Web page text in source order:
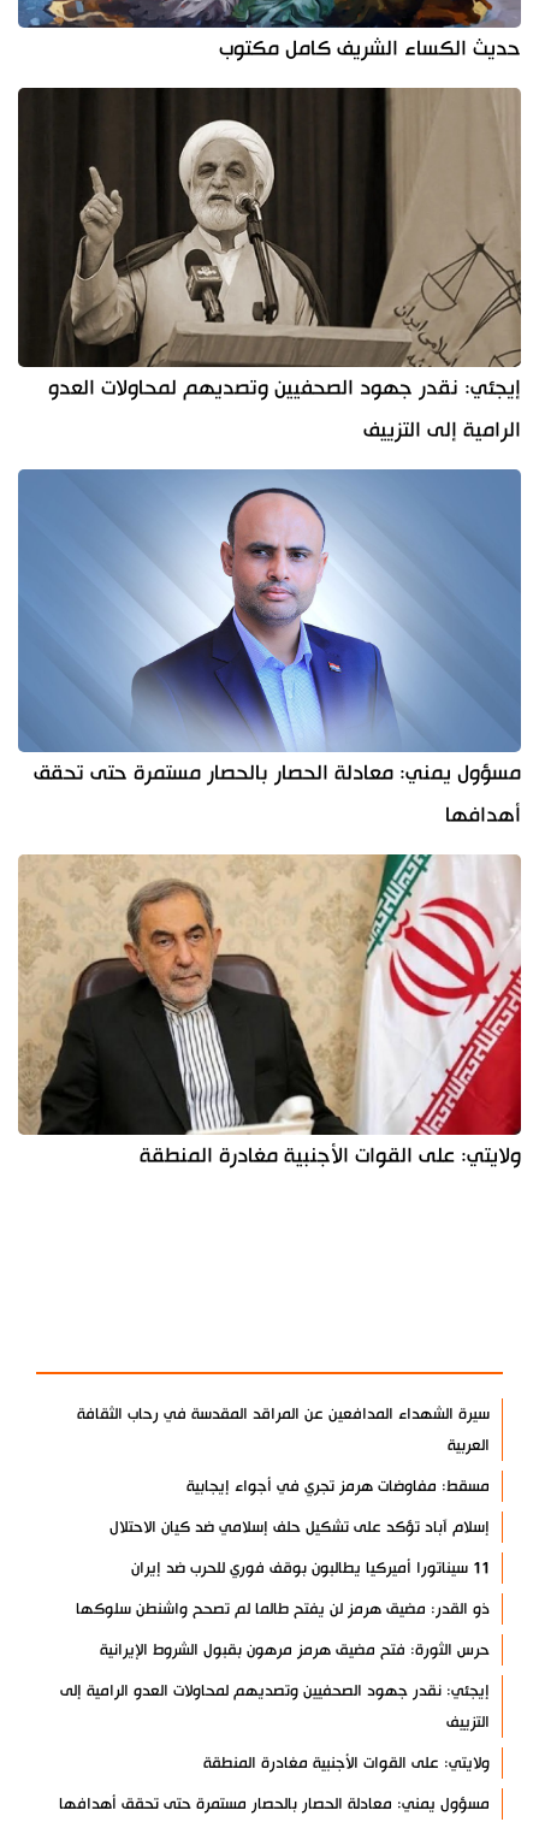
حديث الكساء الشريف كامل مكتوب
إيجئي: نقدر جهود الصحفيين وتصديهم لمحاولات العدو
الرامية إلى التزييف
مسؤول يمني: معادلة الحصار بالحصار مستمرة حتى تحقق
أهدافها
ولايتي: على القوات الأجنبية مغادرة المنطقة
سيرة الشهداء المدافعين عن المراقد المقدسة في رحاب الثقافة
العربية
مسقط: مفاوضات هرمز تجري في أجواء إيجابية
إسلام آباد تؤكد على تشكيل حلف إسلامي ضد كيان الاحتلال
11 سيناتورا أميركيا يطالبون بوقف فوري للحرب ضد إيران
ذو القدر: مضيق هرمز لن يفتح طالما لم تصحح واشنطن سلوكها
حرس الثورة: فتح مضيق هرمز مرهون بقبول الشروط الإيرانية
إيجئي: نقدر جهود الصحفيين وتصديهم لمحاولات العدو الرامية إلى
التزييف
ولايتي: على القوات الأجنبية مغادرة المنطقة
مسؤول يمني: معادلة الحصار بالحصار مستمرة حتى تحقق أهدافها